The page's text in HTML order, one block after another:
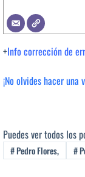
+Info corrección de
¡No olvides hacer
Puedes ver todos los
#Pedro Flores, #